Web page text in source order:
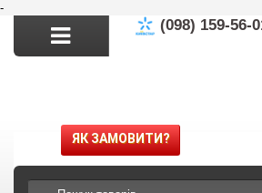
-
(098) 159-56-
ЯК ЗАМОВИТИ?